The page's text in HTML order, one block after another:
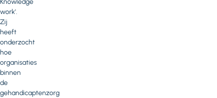
Knowledge
work'.
Zij
heeft
onderzocht
hoe
organisaties
binnen
de
gehandicaptenzorg